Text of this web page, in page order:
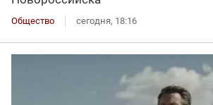
Общество сегодня, 18:16